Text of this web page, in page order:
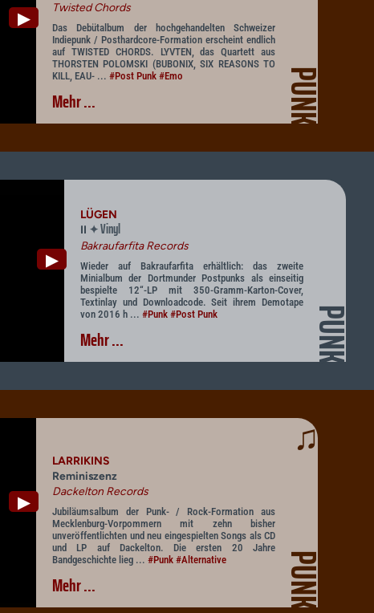
▶
PUNK
Twisted Chords
Das Debütalbum der hochgehandelten Schweizer
Indiepunk / Posthardcore-Formation erscheint endlich
auf TWISTED CHORDS. LYVTEN, das Quartett aus
THORSTEN POLOMSKI (BUBONIX, SIX REASONS TO
KILL, EAU- ... #Post Punk #Emo
Mehr ...
▶
PUNK
LÜGEN
II ✦Vinyl
Bakraufarfita Records
Wieder auf Bakraufarfita erhältlich: das zweite
Minialbum der Dortmunder Postpunks als einseitig
bespielte 12“-LP mit 350-Gramm-Karton-Cover,
Textinlay und Downloadcode. Seit ihrem Demotape
von 2016 h ... #Punk #Post Punk
Mehr ...
▶
♫
PUNK
LARRIKINS
Reminiszenz
Dackelton Records
Jubiläumsalbum der Punk- / Rock-Formation aus
Mecklenburg-Vorpommern mit zehn bisher
unveröffentlichten und neu eingespielten Songs als CD
und LP auf Dackelton. Die ersten 20 Jahre
Bandgeschichte lieg ... #Punk #Alternative
Mehr ...